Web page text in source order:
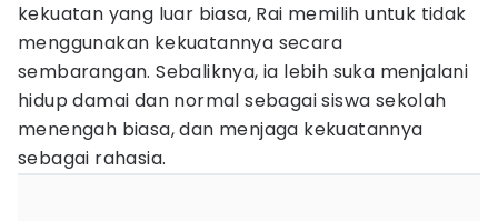
kekuatan yang luar biasa, Rai memilih untuk tidak
menggunakan kekuatannya secara
sembarangan. Sebaliknya, ia lebih suka menjalani
hidup damai dan normal sebagai siswa sekolah
menengah biasa, dan menjaga kekuatannya
sebagai rahasia.